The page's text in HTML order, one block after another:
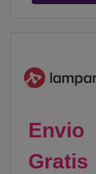
Envio
Gratis